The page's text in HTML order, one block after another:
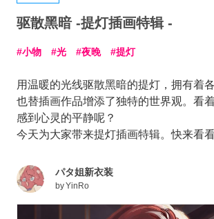
驱散黑暗 -提灯插画特辑 -
小物 光 夜晚 提灯
用温暖的光线驱散黑暗的提灯，拥有着
也替插画作品增添了独特的世界观。看
感到心灵的平静呢？
今天为大家带来提灯插画特辑。快来看看
パタ姐新衣装
byYinRo